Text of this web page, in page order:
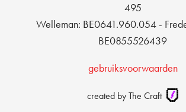
495
Welleman: BE0641.960.054 -
BE0855526439
gebruiksvoorwaarden
created by The Craft